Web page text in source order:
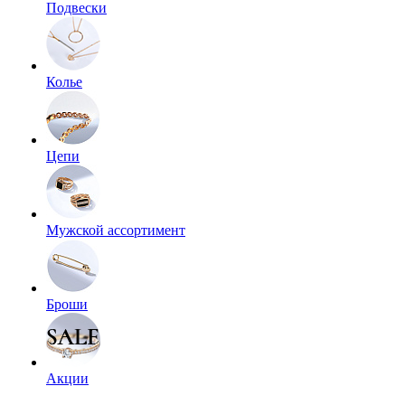
Подвески
Колье
Цепи
Мужской ассортимент
Броши
Акции